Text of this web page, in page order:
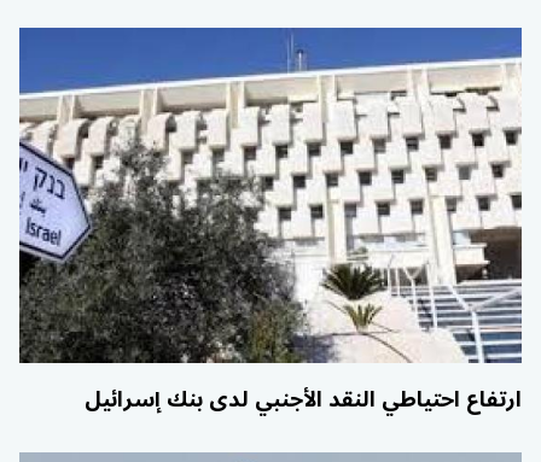
ارتفاع احتياطي النقد الأجنبي لدى بنك إسرائيل